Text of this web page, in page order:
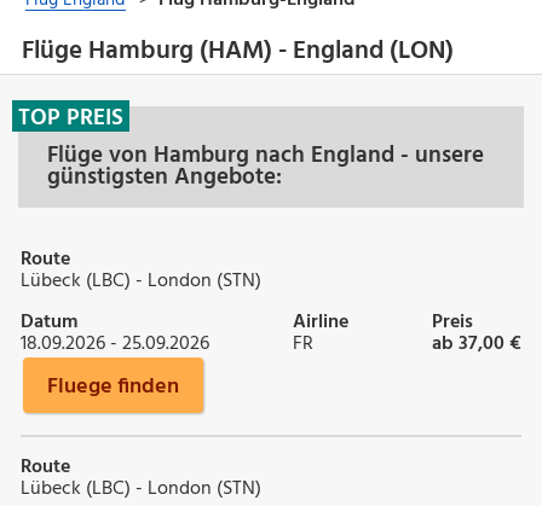
Flüge Hamburg (HAM) - England (LON)
Flüge von Hamburg nach England - unsere
günstigsten Angebote:
TOP PREIS
Route
Lübeck (LBC) - London (STN)
Datum
18.09.2026 - 25.09.2026
Airline
FR
Preis
ab 37,00 €
Fluege finden
Route
Lübeck (LBC) - London (STN)